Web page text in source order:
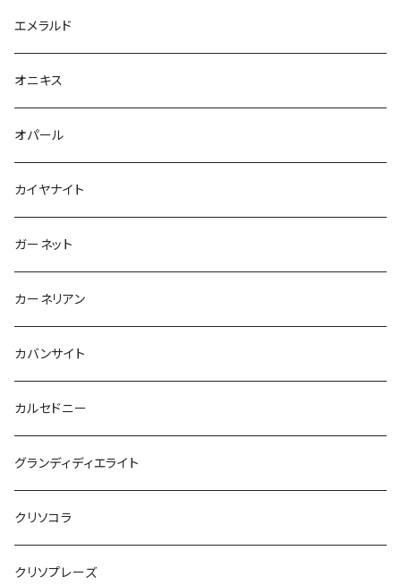
エメラルド
オニキス
オパール
カイヤナイト
ガーネット
カーネリアン
カバンサイト
カルセドニー
グランディディエライト
クリソコラ
クリソプレーズ